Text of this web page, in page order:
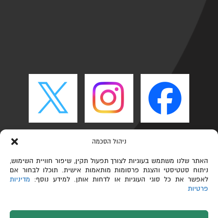
ניהול הסכמה
האתר שלנו משתמש בעוגיות לצורך תפעול תקין, שיפור חוויית השימוש,
ניתוח סטטיסטי והצגת פרסומות מותאמות אישית. תוכלו לבחור אם
לאפשר את כל סוגי העוגיות או לדחות אותן. למידע נוסף: מדיניות
פרטיות